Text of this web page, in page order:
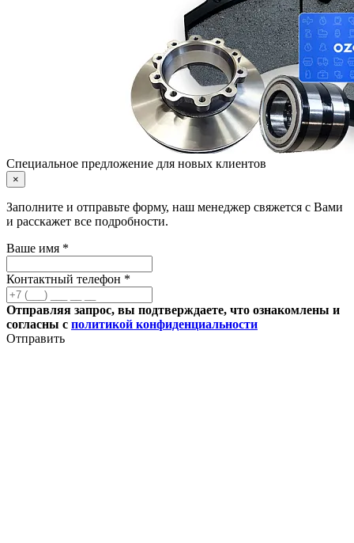
Специальное предложение для новых клиентов
×
Заполните и отправьте форму, наш менеджер свяжется с Вами
и расскажет все подробности.
Ваше имя *
Контактный телефон *
Отправляя запрос, вы подтверждаете, что ознакомлены и
согласны с политикой конфиденциальности
Отправить